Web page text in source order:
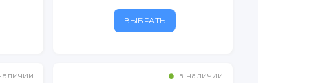
ВЫБРАТЬ
в наличии